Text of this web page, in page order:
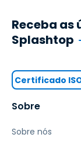
Sobre
Sobre nós
Receba
Splashtop
Certificado